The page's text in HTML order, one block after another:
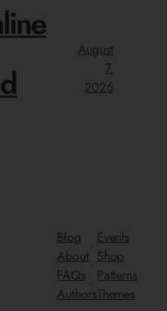
August
7,
2026
Blog
About
FAQs
Authors
Events
Shop
Patterns
Themes